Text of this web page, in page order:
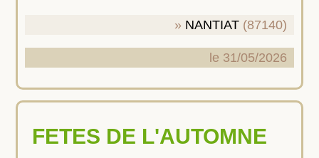
NANTIAT (87140)
le 31/05/2026
FETES DE L'AUTOMNE